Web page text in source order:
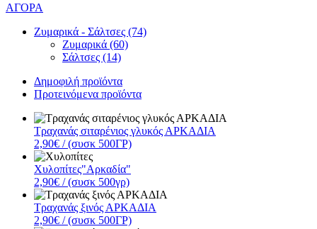
ΑΓΟΡΑ
Ζυμαρικά - Σάλτσες (74)
Ζυμαρικά (60)
Σάλτσες (14)
Δημοφιλή προϊόντα
Προτεινόμενα προϊόντα
Τραχανάς σιταρένιος γλυκός ΑΡΚΑΔΙΑ
2,90€ / (συσκ 500ΓΡ)
Χυλοπίτες"Αρκαδία"
2,90€ / (συσκ 500γρ)
Τραχανάς ξινός ΑΡΚΑΔΙΑ
2,90€ / (συσκ 500ΓΡ)